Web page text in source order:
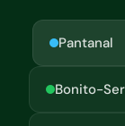
Pantanal
Bonito-